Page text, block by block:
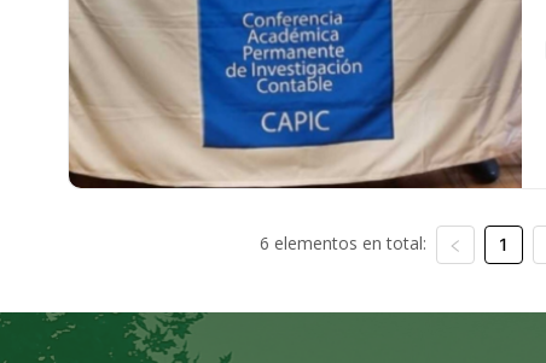
6 elementos en total: 1